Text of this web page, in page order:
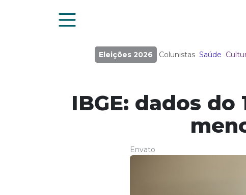
Eleições 2026 Colunistas Saúde
IBGE: dados
Envato